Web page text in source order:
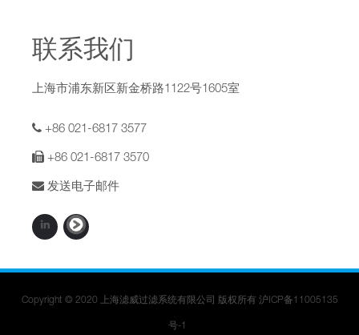
联系我们
上海市浦东新区新金桥路1122号1605室
+86 021-6817 3577
+86 021-6817 3570
发送电子邮件
Copyright © 2020 上海滤威过滤系统有限公司 版权所有 沪ICP备11005135
号-1